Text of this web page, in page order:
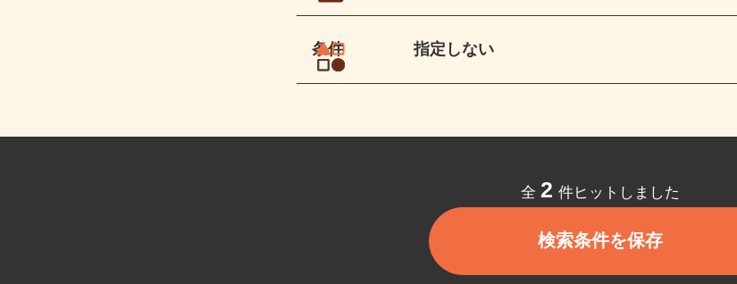
条件 指定しない
全2件ヒットしました
検索条件を保存